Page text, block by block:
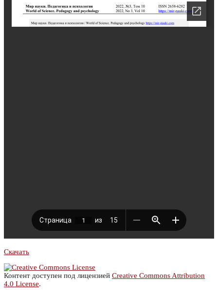
Скачать
Контент доступен под лицензией Creative Commons Attribution
4.0 License.